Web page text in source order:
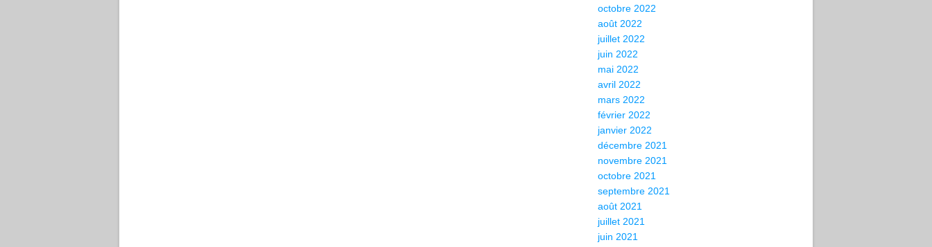
octobre 2022
août 2022
juillet 2022
juin 2022
mai 2022
avril 2022
mars 2022
février 2022
janvier 2022
décembre 2021
novembre 2021
octobre 2021
septembre 2021
août 2021
juillet 2021
juin 2021